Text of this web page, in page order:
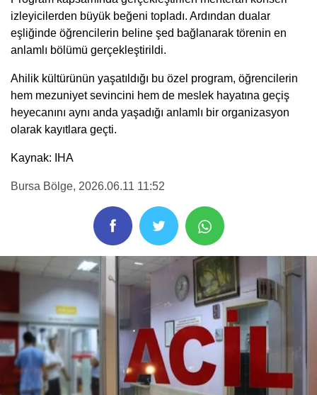
izleyicilerden büyük beğeni topladı. Ardından dualar
eşliğinde öğrencilerin beline şed bağlanarak törenin en
anlamlı bölümü gerçekleştirildi.
Ahilik kültürünün yaşatıldığı bu özel program, öğrencilerin
hem mezuniyet sevincini hem de meslek hayatına geçiş
heyecanını aynı anda yaşadığı anlamlı bir organizasyon
olarak kayıtlara geçti.
Kaynak: IHA
Bursa Bölge, 2026.06.11 11:52